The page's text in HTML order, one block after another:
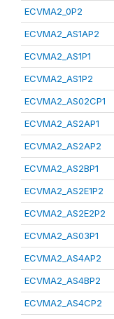
ECVMA2_0P2
ECVMA2_AS1AP2
ECVMA2_AS1P1
ECVMA2_AS1P2
ECVMA2_AS02CP1
ECVMA2_AS2AP1
ECVMA2_AS2AP2
ECVMA2_AS2BP1
ECVMA2_AS2E1P2
ECVMA2_AS2E2P2
ECVMA2_AS03P1
ECVMA2_AS4AP2
ECVMA2_AS4BP2
ECVMA2_AS4CP2